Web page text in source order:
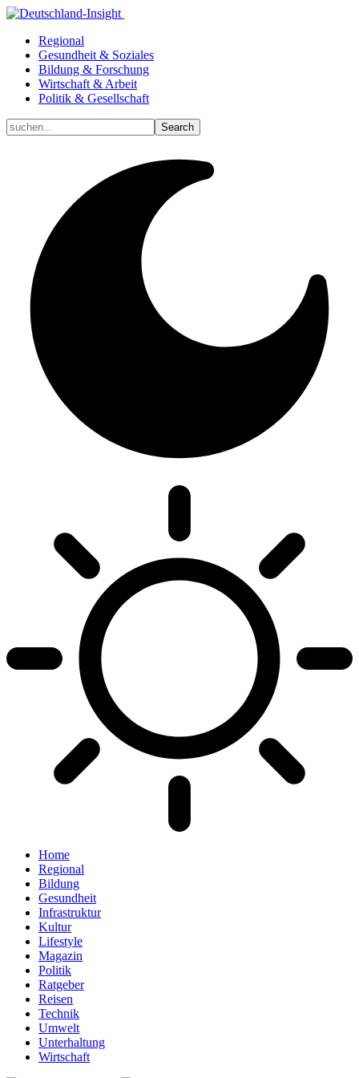
Regional
Gesundheit & Soziales
Bildung & Forschung
Wirtschaft & Arbeit
Politik & Gesellschaft
Home
Regional
Bildung
Gesundheit
Infrastruktur
Kultur
Lifestyle
Magazin
Politik
Ratgeber
Reisen
Technik
Umwelt
Unterhaltung
Wirtschaft